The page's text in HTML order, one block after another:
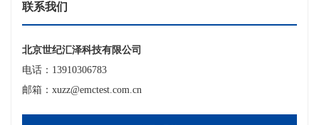
联系我们
北京世纪汇泽科技有限公司
电话：13910306783
邮箱：xuzz@emctest.com.cn